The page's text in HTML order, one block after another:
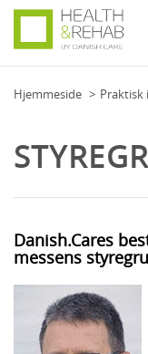
Hjemmeside
Danish.Cares
messens